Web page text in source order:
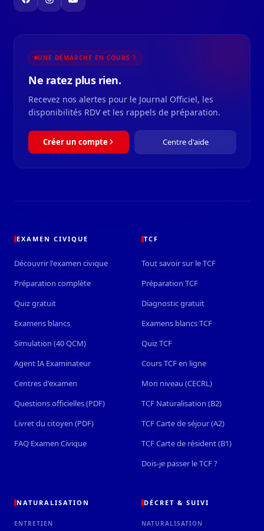
UNE DÉMARCHE EN COURS ?
Ne ratez plus rien.
Recevez nos alertes pour le Journal Officiel, les
disponibilités RDV et les rappels de préparation.
Créer un compte Centre d'aide
EXAMEN CIVIQUE
Découvrir l'examen civique
Préparation complète
Quiz gratuit
Examens blancs
Simulation (40 QCM)
Agent IA Examinateur
Centres d'examen
Questions officielles (PDF)
Livret du citoyen (PDF)
FAQ Examen Civique
TCF
Tout savoir sur le TCF
Préparation TCF
Diagnostic gratuit
Examens blancs TCF
Quiz TCF
Cours TCF en ligne
Mon niveau (CECRL)
TCF Naturalisation (B2)
TCF Carte de séjour (A2)
TCF Carte de résident (B1)
Dois-je passer le TCF ?
NATURALISATION
ENTRETIEN
DÉCRET & SUIVI
NATURALISATION